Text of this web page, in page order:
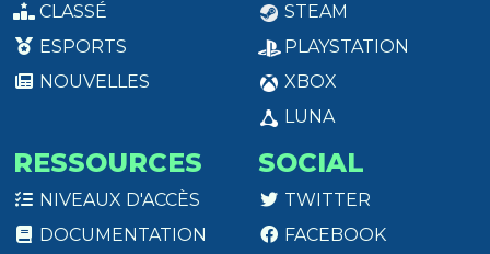
CLASSÉ
ESPORTS
NOUVELLES
STEAM
PLAYSTATION
XBOX
LUNA
RESSOURCES
NIVEAUX D'ACCÈS
DOCUMENTATION
SOCIAL
TWITTER
FACEBOOK